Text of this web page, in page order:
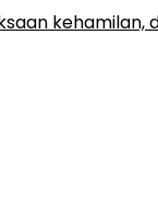
kehamilan,